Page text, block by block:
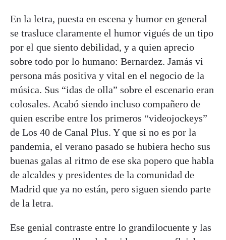
En la letra, puesta en escena y humor en general
se trasluce claramente el humor vigués de un tipo
por el que siento debilidad, y a quien aprecio
sobre todo por lo humano: Bernardez. Jamás vi
persona más positiva y vital en el negocio de la
música. Sus “idas de olla” sobre el escenario eran
colosales. Acabó siendo incluso compañero de
quien escribe entre los primeros “videojockeys”
de Los 40 de Canal Plus. Y que si no es por la
pandemia, el verano pasado se hubiera hecho sus
buenas galas al ritmo de ese ska popero que habla
de alcaldes y presidentes de la comunidad de
Madrid que ya no están, pero siguen siendo parte
de la letra.
Ese genial contraste entre lo grandilocuente y las